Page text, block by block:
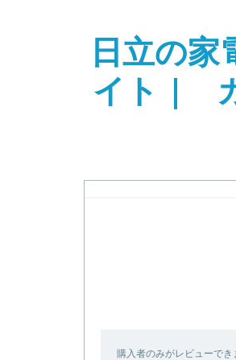
日立の家
イト |
購入者のみがレビューでき